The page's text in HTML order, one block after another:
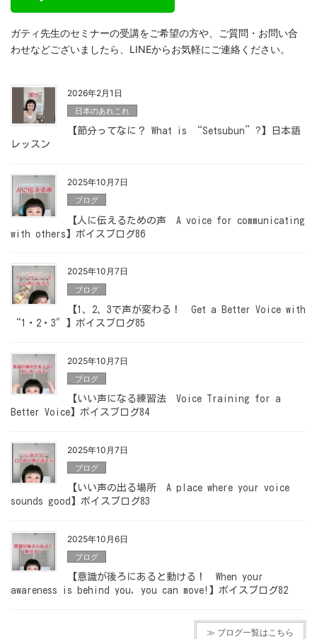
ガティ先生のセミナーの受講をご希望の方や、ご質問・お問い合
わせなどございましたら、LINEからお気軽にご連絡ください。
2026年2月1日
日本のあれこれ
【節分ってなに？ What is “Setsubun”?】日本語
レッスン
2025年10月7日
ブログ
【人に伝えるための声 A voice for communicating
with others】ボイスブログ86
2025年10月7日
ブログ
【1、2、3で声が変わる！ Get a Better Voice with
“1・2・3″】ボイスブログ85
2025年10月7日
ブログ
【いい声になる練習法 Voice Training for a
Better Voice】ボイスブログ84
2025年10月7日
ブログ
【いい声の出る場所 A place where your voice
sounds good】ボイスブログ83
2025年10月6日
ブログ
【意識が後ろにあると動ける！ When your
awareness is behind you, you can move!】ボイスブログ82
≫ ブログ一覧はこちら